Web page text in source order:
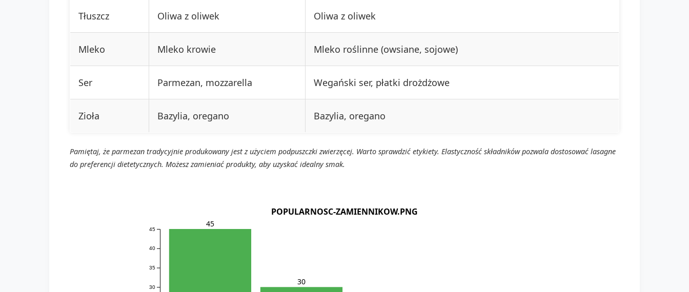
Tłuszcz Oliwa z oliwek Oliwa z oliwek
Mleko Mleko krowie Mleko roślinne (owsiane, sojowe)
Ser Parmezan, mozzarella Wegański ser, płatki drożdżowe
Zioła Bazylia, oregano Bazylia, oregano
Pamiętaj, że parmezan tradycyjnie produkowany jest z użyciem podpuszczki zwierzęcej. Warto sprawdzić etykiety. Elastyczność składników pozwala dostosować lasagne
do preferencji dietetycznych. Możesz zamieniać produkty, aby uzyskać idealny smak.
POPULARNOSC-ZAMIENNIKOW.PNG
30
35
40
45
45
30